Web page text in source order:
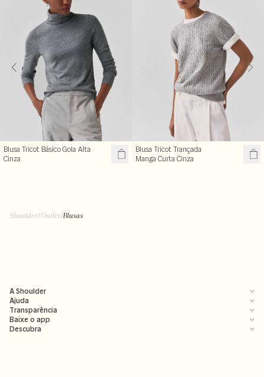
Blusa Tricot Básico Gola Alta
Cinza
Blusa Tricot Trançada
Manga Curta Cinza
Shoulder/Outlet/Blusas
A Shoulder
Ajuda
Transparência
Baixe o app
Descubra